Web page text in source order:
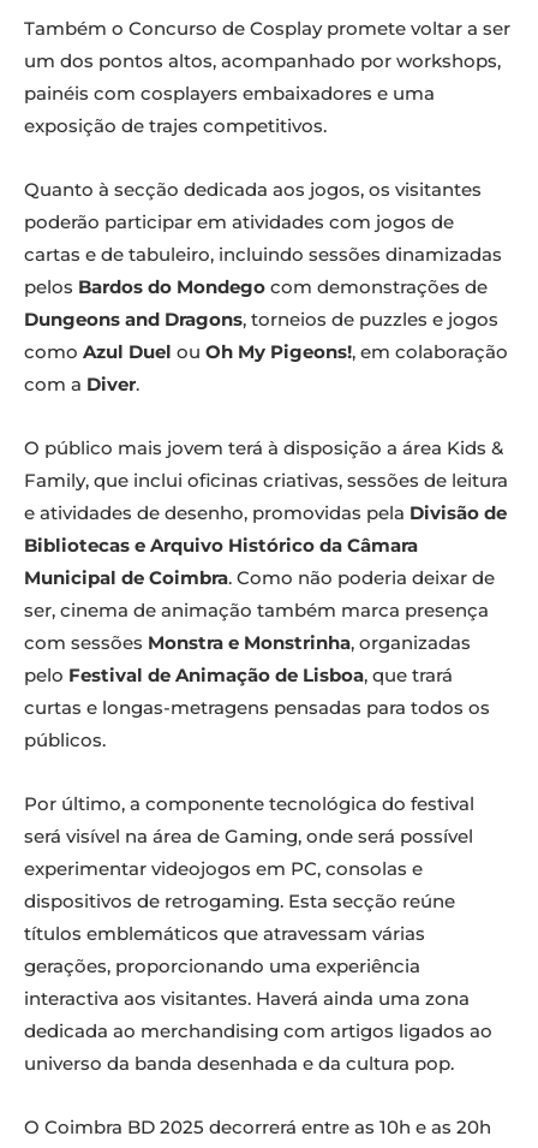
Também o Concurso de Cosplay promete voltar a ser
um dos pontos altos, acompanhado por workshops,
painéis com cosplayers embaixadores e uma
exposição de trajes competitivos.
Quanto à secção dedicada aos jogos, os visitantes
poderão participar em atividades com jogos de
cartas e de tabuleiro, incluindo sessões dinamizadas
pelos Bardos do Mondego com demonstrações de
Dungeons and Dragons, torneios de puzzles e jogos
como Azul Duel ou Oh My Pigeons!, em colaboração
com a Diver.
O público mais jovem terá à disposição a área Kids &
Family, que inclui oficinas criativas, sessões de leitura
e atividades de desenho, promovidas pela Divisão de
Bibliotecas e Arquivo Histórico da Câmara
Municipal de Coimbra. Como não poderia deixar de
ser, cinema de animação também marca presença
com sessões Monstra e Monstrinha, organizadas
pelo Festival de Animação de Lisboa, que trará
curtas e longas-metragens pensadas para todos os
públicos.
Por último, a componente tecnológica do festival
será visível na área de Gaming, onde será possível
experimentar videojogos em PC, consolas e
dispositivos de retrogaming. Esta secção reúne
títulos emblemáticos que atravessam várias
gerações, proporcionando uma experiência
interactiva aos visitantes. Haverá ainda uma zona
dedicada ao merchandising com artigos ligados ao
universo da banda desenhada e da cultura pop.
O Coimbra BD 2025 decorrerá entre as 10h e as 20h